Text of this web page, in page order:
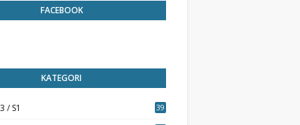
FACEBOOK
KATEGORI
/ S1
39